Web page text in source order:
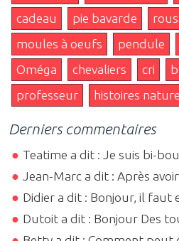
cadeau
pie bavarde
moules à oeufs
pendule
Oméga
chevaliers cri
professeur
histoires
Derniers commentaires
Teatime a dit : Je suis bi-
Jean-Marc a dit : Après
Didier a dit : Bonjour, il faut
Dutoit a dit : Bonjour Des